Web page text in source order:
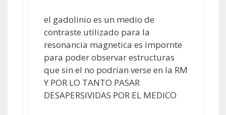
el gadolinio es un medio de
contraste utilizado para la
resonancia magnetica es impornte
para poder observar estructuras
que sin el no podrian verse en la RM
Y POR LO TANTO PASAR
DESAPERSIVIDAS POR EL MEDICO